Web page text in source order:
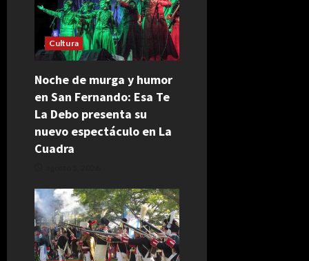
Cultura
Noche de murga y humor
en San Fernando: Esa Te
La Debo presenta su
nuevo espectáculo en La
Cuadra